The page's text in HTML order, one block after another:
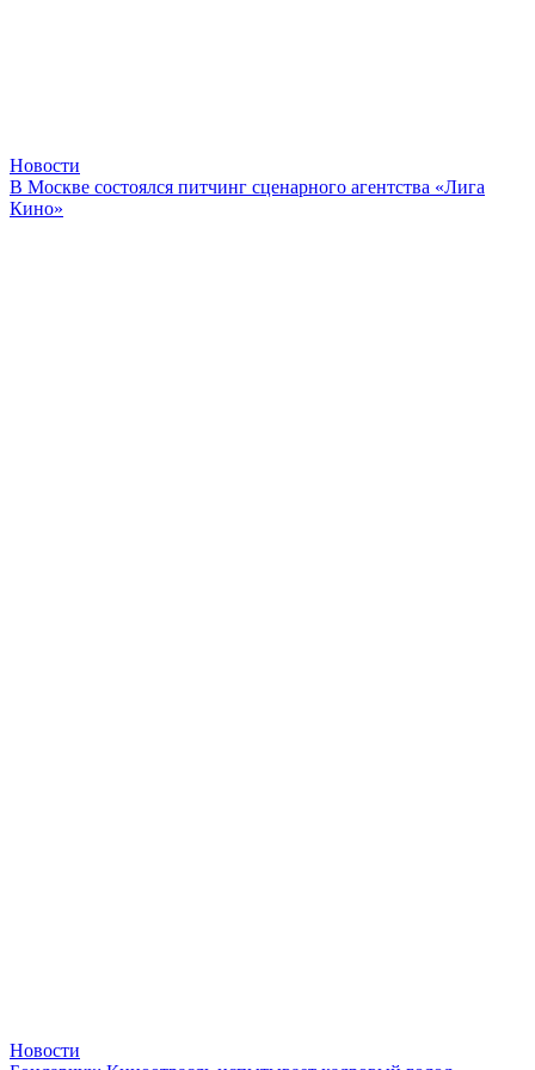
Новости
В Москве состоялся питчинг сценарного агентства «Лига
Кино»
Новости